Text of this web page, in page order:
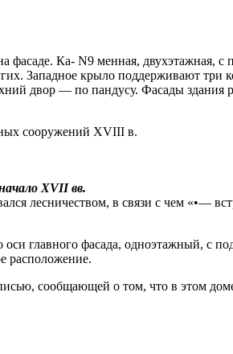
фасаде. Ка- N9 менная,
Западное крыло поддерживают
двор — по пандусу. Фасады
сооружений XVIII в.
XVII вв.
лесничеством, в связи с чем «•—
главного фасада, одноэтажный, с
расположение.
сообщающей о том, что в этом